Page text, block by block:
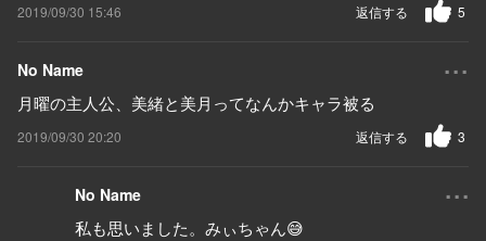
2019/09/30 15:46 5
返信する
No Name ...
月曜の主人公、美緒と美月ってなんかキャラ被る
2019/09/30 20:20 3
返信する
No Name ...
私も思いました。みぃちゃん😅